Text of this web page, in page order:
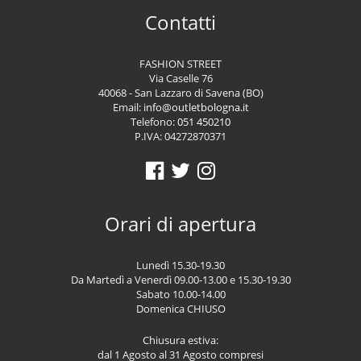
Contatti
FASHION STREET
Via Caselle 76
40068 - San Lazzaro di Savena (BO)
Email: info@outletbologna.it
Telefono:051 450210
P.IVA: 04272870371
Orari di apertura
Lunedì 15.30-19.30
Da Martedì a Venerdì 09.00-13.00 e 15.30-19.30
Sabato 10.00-14.00
Domenica CHIUSO
Chiusura estiva:
dal 1 Agosto al 31 Agosto compresi